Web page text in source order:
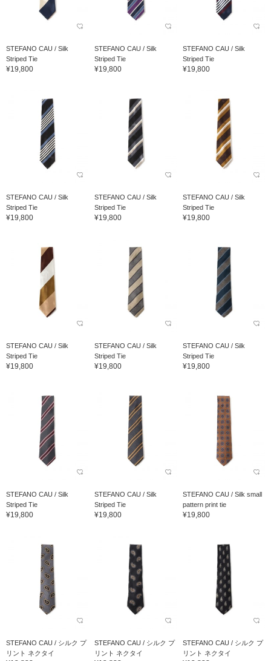
STEFANO CAU / Silk
Striped Tie
¥19,800
STEFANO CAU / Silk
Striped Tie
¥19,800
STEFANO CAU / Silk
Striped Tie
¥19,800
STEFANO CAU / Silk
Striped Tie
¥19,800
STEFANO CAU / Silk
Striped Tie
¥19,800
STEFANO CAU / Silk
Striped Tie
¥19,800
STEFANO CAU / Silk
Striped Tie
¥19,800
STEFANO CAU / Silk
Striped Tie
¥19,800
STEFANO CAU / Silk
Striped Tie
¥19,800
STEFANO CAU / Silk
Striped Tie
¥19,800
STEFANO CAU / Silk
Striped Tie
¥19,800
STEFANO CAU / Silk small
pattern print tie
¥19,800
STEFANO CAU / シルク プ
リント ネクタイ
STEFANO CAU / シルク プ
リント ネクタイ
STEFANO CAU / シルク プ
リント ネクタイ